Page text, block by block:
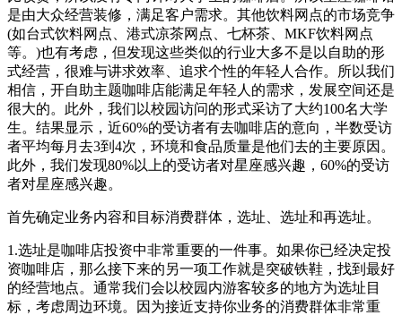
是由大众经营装修，满足客户需求。其他饮料网点的市场竞争
(如台式饮料网点、港式凉茶网点、七杯茶、MKF饮料网点
等。)也有考虑，但发现这些类似的行业大多不是以自助的形
式经营，很难与讲求效率、追求个性的年轻人合作。所以我们
相信，开自助主题咖啡店能满足年轻人的需求，发展空间还是
很大的。此外，我们以校园访问的形式采访了大约100名大学
生。结果显示，近60%的受访者有去咖啡店的意向，半数受访
者平均每月去3到4次，环境和食品质量是他们去的主要原因。
此外，我们发现80%以上的受访者对星座感兴趣，60%的受访
者对星座感兴趣。
首先确定业务内容和目标消费群体，选址、选址和再选址。
1.选址是咖啡店投资中非常重要的一件事。如果你已经决定投
资咖啡店，那么接下来的另一项工作就是突破铁鞋，找到最好
的经营地点。通常我们会以校园内游客较多的地方为选址目
标，考虑周边环境。因为接近支持你业务的消费群体非常重